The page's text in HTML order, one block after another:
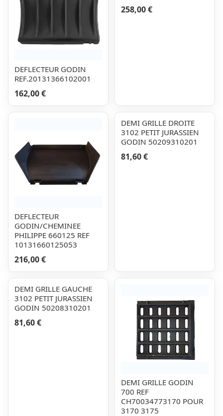
DEFLECTEUR GODIN
REF.20131366102001
162,00 €
258,00 €
DEFLECTEUR
GODIN/CHEMINEE
PHILIPPE 660125 REF
10131660125053
216,00 €
DEMI GRILLE DROITE
3102 PETIT JURASSIEN
GODIN 50209310201
81,60 €
DEMI GRILLE GAUCHE
3102 PETIT JURASSIEN
GODIN 50208310201
81,60 €
DEMI GRILLE GODIN
700 REF
CH70034773170 POUR
3170 3175